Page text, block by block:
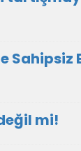
Sahipsiz
mi!